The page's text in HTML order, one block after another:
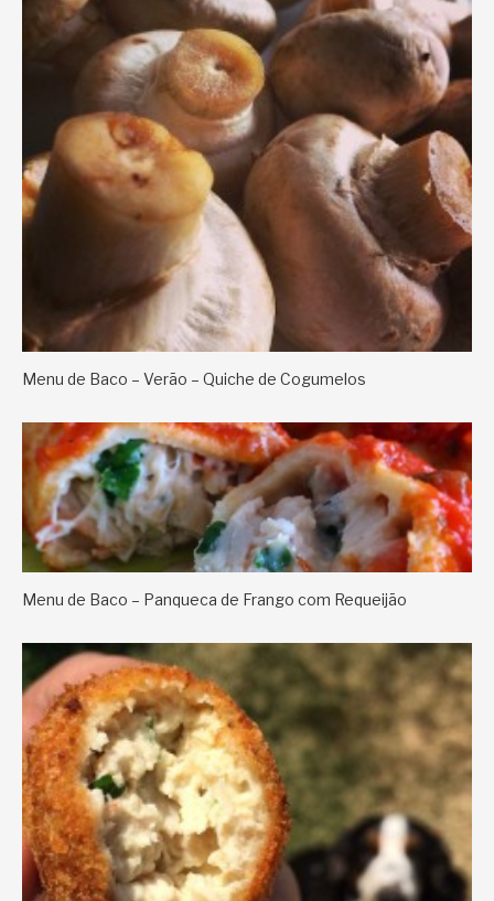
Menu de Baco – Verão – Quiche de Cogumelos
Menu de Baco – Panqueca de Frango com Requeijão